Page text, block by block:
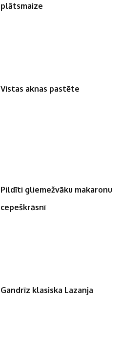
plātsmaize
Vistas aknas pastēte
Pildīti gliemežvāku makaronu
cepeškrāsnī
Gandrīz klasiska Lazanja